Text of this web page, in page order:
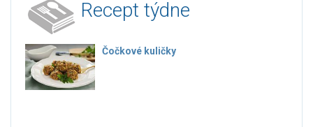
Recept týdne
Čočkové kuličky